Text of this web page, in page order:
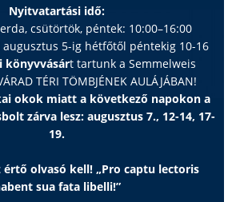
Nyitvatartási idő:
csütörtök, péntek: 10:00–16:00
5-ig hétfőtől péntekig 10-16
könyvvásárt tartunk a Semmelweis
TÉRI TÖMBJÉNEK AULÁJÁBAN!
okok miatt a következő napokon a
zárva lesz: augusztus 7., 12-14, 17-
19.
értő olvasó kell! „Pro captu lectoris
sua fata libelli!”